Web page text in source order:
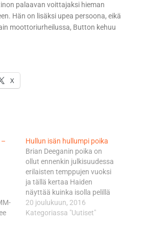
palaavan voittajaksi hieman
Hän on lisäksi upea persoona, eikä
moottoriurheilussa, Button kehuu
X
Hullun isän hullumpi poika
Brian Deeganin poika on
ollut ennenkin julkisuudessa
erilaisten temppujen vuoksi
ja tällä kertaa Haiden
näyttää kuinka isolla pelillä
annetaan kaasua.
Suhteellisen hurjaa menoa!
20 joulukuun, 2016
Kategoriassa "Uutiset"